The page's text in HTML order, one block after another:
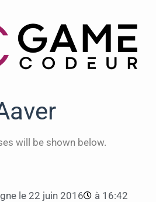
will be shown below.
le 22 juin 2016 à 16:42